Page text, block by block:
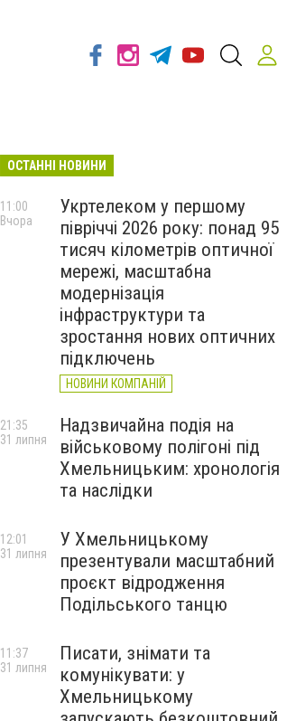
ОСТАННІ НОВИНИ
Укртелеком у першому
півріччі 2026 року: понад 95
тисяч кілометрів оптичної
мережі, масштабна
модернізація
інфраструктури та
зростання нових оптичних
підключень
НОВИНИ КОМПАНІЙ
11:00
Вчора
Надзвичайна подія на
військовому полігоні під
Хмельницьким: хронологія
та наслідки
21:35
31 липня
У Хмельницькому
презентували масштабний
проєкт відродження
Подільського танцю
12:01
31 липня
Писати, знімати та
комунікувати: у
Хмельницькому
11:37
31 липня